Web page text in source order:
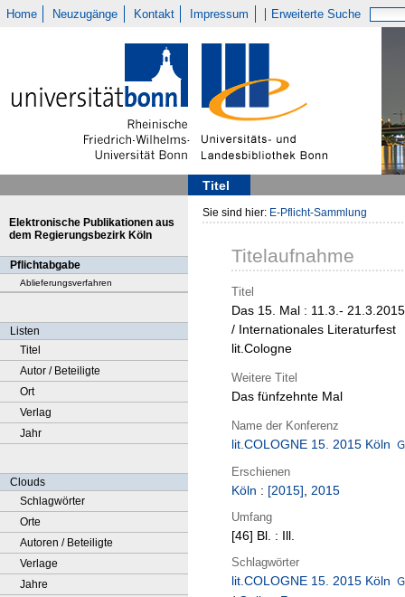
Home Neuzugänge Kontakt Impressum Erweiterte Suche
Titel
Elektronische Publikationen aus
dem Regierungsbezirk Köln
Pflichtabgabe
Ablieferungsverfahren
Listen
Titel
Autor / Beteiligte
Ort
Verlag
Jahr
Clouds
Schlagwörter
Orte
Autoren / Beteiligte
Verlage
Jahre
Sie sind hier: E-Pflicht-Sammlung
Titelaufnahme
Titel
Das 15. Mal : 11.3.- 21.3.2015
/ Internationales Literaturfest
lit.Cologne
Weitere Titel
Das fünfzehnte Mal
Name der Konferenz
lit.COLOGNE 15. 2015 Köln
Erschienen
Köln : [2015], 2015
Umfang
[46] Bl. : Ill.
Schlagwörter
lit.COLOGNE 15. 2015 Köln